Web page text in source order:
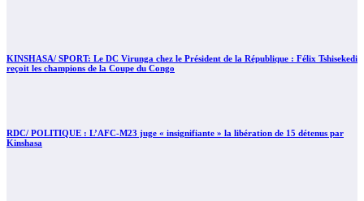
KINSHASA/ SPORT: Le DC Virunga chez le Président de la République : Félix Tshisekedi
reçoit les champions de la Coupe du Congo
RDC/ POLITIQUE : L’AFC-M23 juge « insignifiante » la libération de 15 détenus par
Kinshasa